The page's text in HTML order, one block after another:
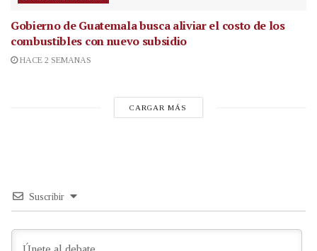
Gobierno de Guatemala busca aliviar el costo de los
combustibles con nuevo subsidio
HACE 2 SEMANAS
CARGAR MÁS
Suscribir